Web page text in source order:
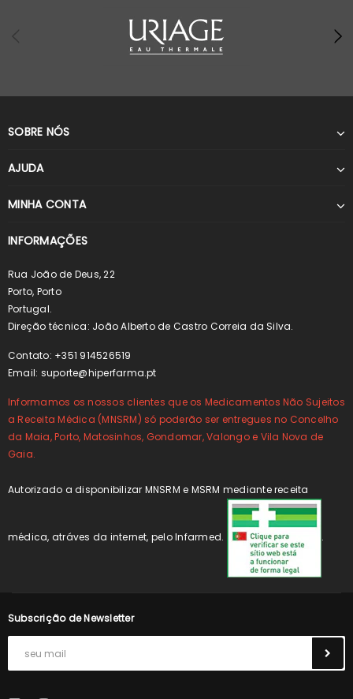
SOBRE NÓS
AJUDA
MINHA CONTA
INFORMAÇÕES
Rua João de Deus, 22
Porto, Porto
Portugal.
Direção técnica: João Alberto de Castro Correia da Silva.
Contato: +351 914526519
Email: suporte@hiperfarma.pt
Informamos os nossos clientes que os Medicamentos Não Sujeitos
a Receita Médica (MNSRM) só poderão ser entregues no Concelho
da Maia, Porto, Matosinhos, Gondomar, Valongo e Vila Nova de
Gaia.
Autorizado a disponibilizar MNSRM e MSRM mediante receita
médica, atráves da internet, pelo Infarmed. .
Subscrição de Newsletter